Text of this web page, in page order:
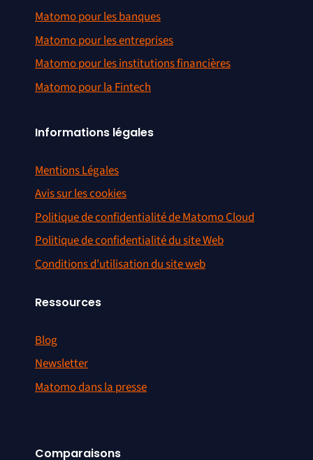
Matomo pour les banques
Matomo pour les entreprises
Matomo pour les institutions financières
Matomo pour la Fintech
Informations légales
Mentions Légales
Avis sur les cookies
Politique de confidentialité de Matomo Cloud
Politique de confidentialité du site Web
Conditions d’utilisation du site web
Ressources
Blog
Newsletter
Matomo dans la presse
Comparaisons